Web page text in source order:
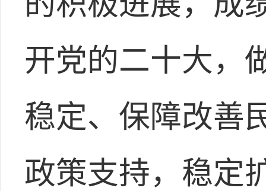
开党的二十大，
稳定、保障改善
政策支持，稳定